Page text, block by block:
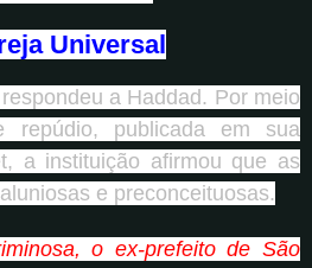
Universal
a Haddad. Por meio
repúdio, publicada em sua
a instituição afirmou que as
e preconceituosas.
o ex-prefeito de São